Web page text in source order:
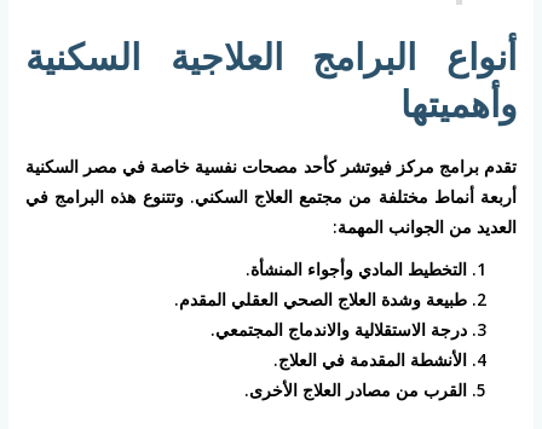
أنواع البرامج العلاجية السكنية
وأهميتها
تقدم برامج مركز فيوتشر كأحد مصحات نفسية خاصة في مصر السكنية
أربعة أنماط مختلفة من مجتمع العلاج السكني. وتتنوع هذه البرامج في
العديد من الجوانب المهمة:
التخطيط المادي وأجواء المنشأة.
طبيعة وشدة العلاج الصحي العقلي المقدم.
درجة الاستقلالية والاندماج المجتمعي.
الأنشطة المقدمة في العلاج.
القرب من مصادر العلاج الأخرى.